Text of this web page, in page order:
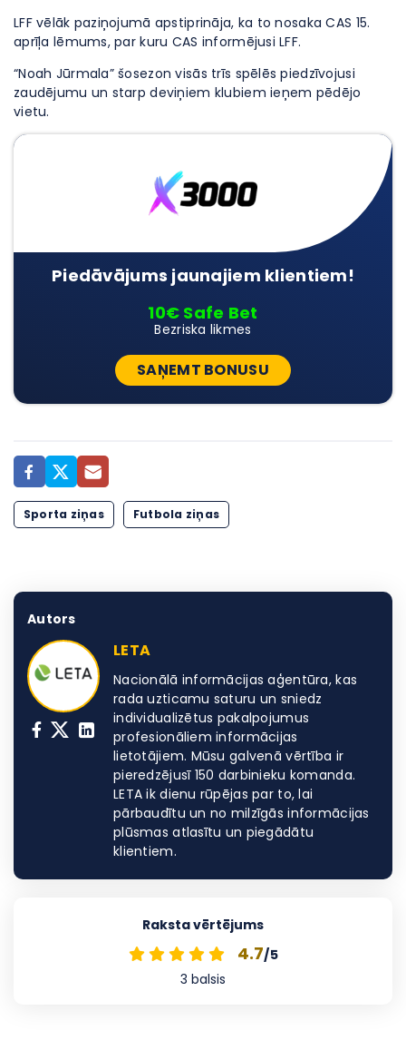
LFF vēlāk paziņojumā apstiprināja, ka to nosaka CAS 15.
aprīļa lēmums, par kuru CAS informējusi LFF.
“Noah Jūrmala” šosezon visās trīs spēlēs piedzīvojusi
zaudējumu un starp deviņiem klubiem ieņem pēdējo
vietu.
Piedāvājums jaunajiem klientiem!
10€ Safe Bet
Bezriska likmes
SAŅEMT BONUSU
Sporta ziņas Futbola ziņas
Autors
LETA
Nacionālā informācijas aģentūra, kas
rada uzticamu saturu un sniedz
individualizētus pakalpojumus
profesionāliem informācijas
lietotājiem. Mūsu galvenā vērtība ir
pieredzējusī 150 darbinieku komanda.
LETA ik dienu rūpējas par to, lai
pārbaudītu un no milzīgās informācijas
plūsmas atlasītu un piegādātu
klientiem.
Raksta vērtējums
4.7/5
3 balsis